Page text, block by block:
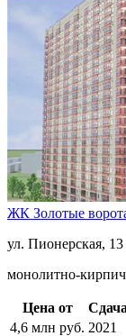
ЖК Золотые
ул. Пионерская, 13
монолитно-
Цена от Сдача
4,6 млн руб. 2021